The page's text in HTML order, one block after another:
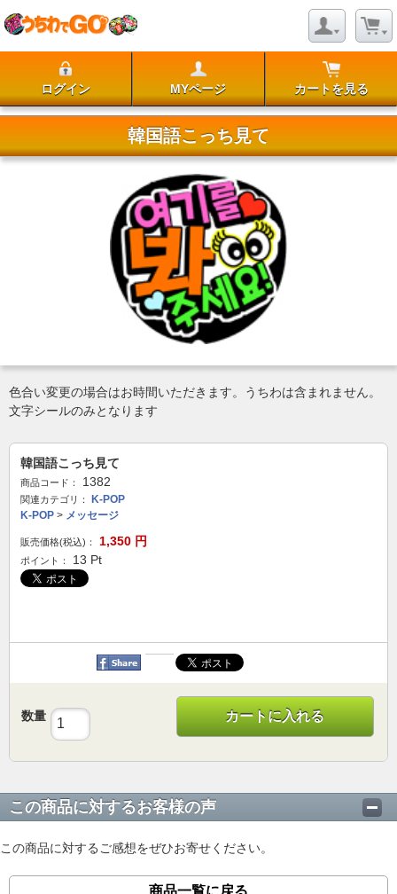
ログイン MYページ カートを見る
韓国語こっち見て
色合い変更の場合はお時間いただきます。うちわは含まれません。
文字シールのみとなります
韓国語こっち見て
商品コード： 1382
関連カテゴリ：
K-POP
K-POP > メッセージ
販売価格(税込)： 1,350 円
ポイント： 13 Pt
数量 カートに入れる
この商品に対するお客様の声
この商品に対するご感想をぜひお寄せください。
商品一覧に戻る